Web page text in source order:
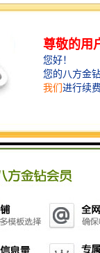
一些创新设
组装方式，
减少材料浪
维护的全过程
经验丰富的
设计方案；
装队伍则能*
对于大型项目
择，这尤其